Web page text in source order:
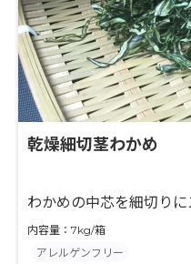
乾燥細切茎わかめ
わかめの中芯を細切り
内容量：7kg/箱
アレルゲンフリー